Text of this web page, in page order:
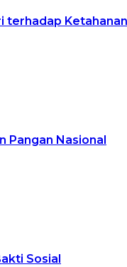
terhadap
Pangan Nasional
Sosial